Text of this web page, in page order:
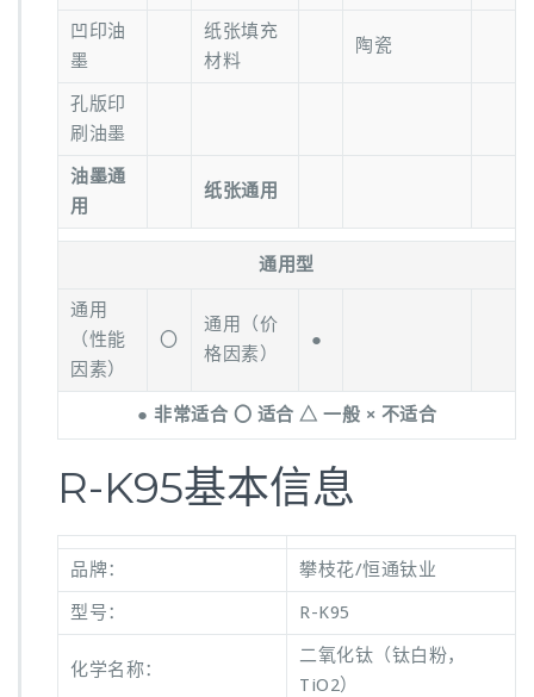
凹印油
墨
纸张填充
材料
陶瓷
孔版印
刷油墨
油墨通
用
纸张通用
通用型
通用
（性能
因素）
〇
通用（价
格因素）
●
● 非常适合 〇 适合 △ 一般 × 不适合
R-K95基本信息
品牌：
攀枝花/恒通钛业
型号：
R-K95
化学名称：
二氧化钛（钛白粉，
TiO2）